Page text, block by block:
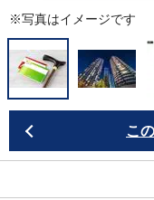
※写真はイメージです
こ